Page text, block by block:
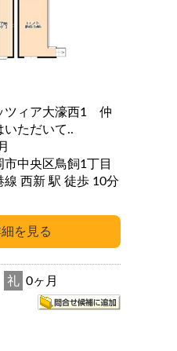
ツィア大濠西1 仲
いただいて..
市中央区鳥飼1丁目
福岡市空港線 西新 駅 徒歩 10分
礼 0ヶ月